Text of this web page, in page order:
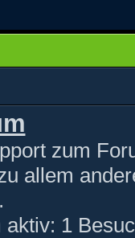
zum
allem
1